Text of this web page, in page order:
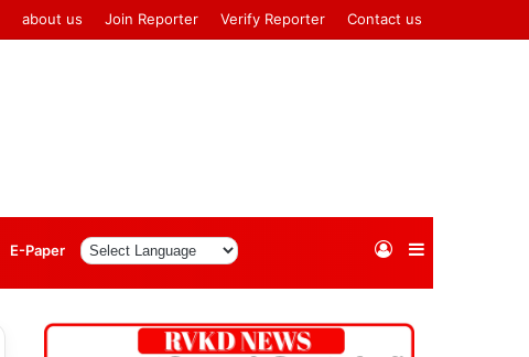
about us Join Reporter Verify Reporter Contact us
E-Paper Sidebar
Log